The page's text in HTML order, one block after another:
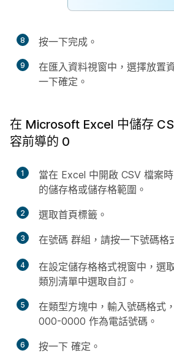
8 按一下完成 。
9 在匯入資料視窗中，選擇放置
一下確定 。
在 Microsoft Excel 中儲存
容前導的 0
1
當在 Excel 中開啟 CSV 檔案
的儲存格或儲存格範圍。
2 選取首頁標籤。
3 在號碼 群組，請按一下號碼格
4 在設定儲存格格式視窗中，選
類別清單中選取自訂 。
5 在類型方塊中，輸入號碼格式
000-0000 作為電話號碼。
6 按一下 確定 。